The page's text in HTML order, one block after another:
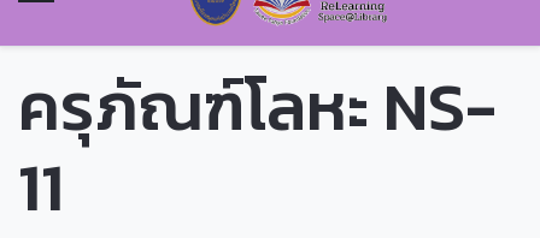
ครุภัณฑ์โลหะ NS-
11